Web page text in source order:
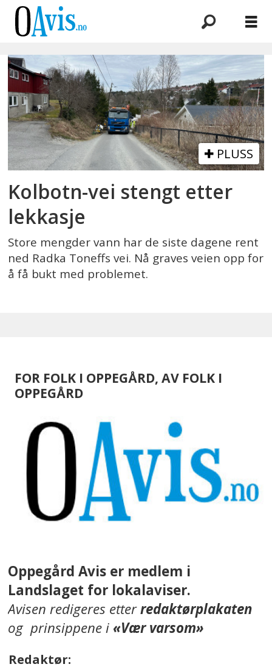
Emne:
radka
toneffs
vei
PLUSS
Kolbotn-vei stengt etter
lekkasje
Store mengder vann har de siste dagene rent
ned Radka Toneffs vei. Nå graves veien opp for
å få bukt med problemet.
FOR FOLK I OPPEGÅRD, AV FOLK I
OPPEGÅRD
Oppegård Avis er medlem i
Landslaget for lokalaviser.
Avisen redigeres etterredaktørplakaten
og prinsippene i«Vær varsom»
Redaktør: